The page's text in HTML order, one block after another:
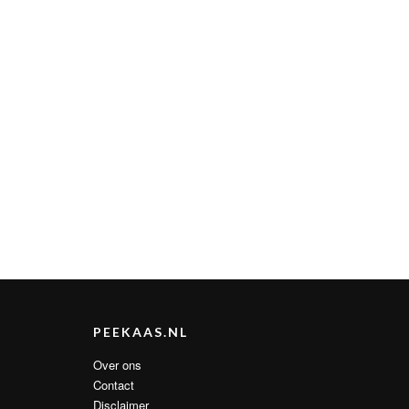
PEEKAAS.NL
Over ons
Contact
Disclaimer